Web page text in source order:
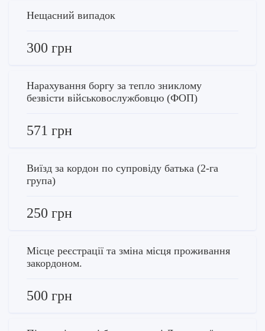
Нещасний випадок
300 грн
Нарахування боргу за тепло зниклому
безвісти військовослужбовцю (ФОП)
571 грн
Виїзд за кордон по супровіду батька (2-га
група)
250 грн
Місце реєстрації та зміна місця проживання
закордоном.
500 грн